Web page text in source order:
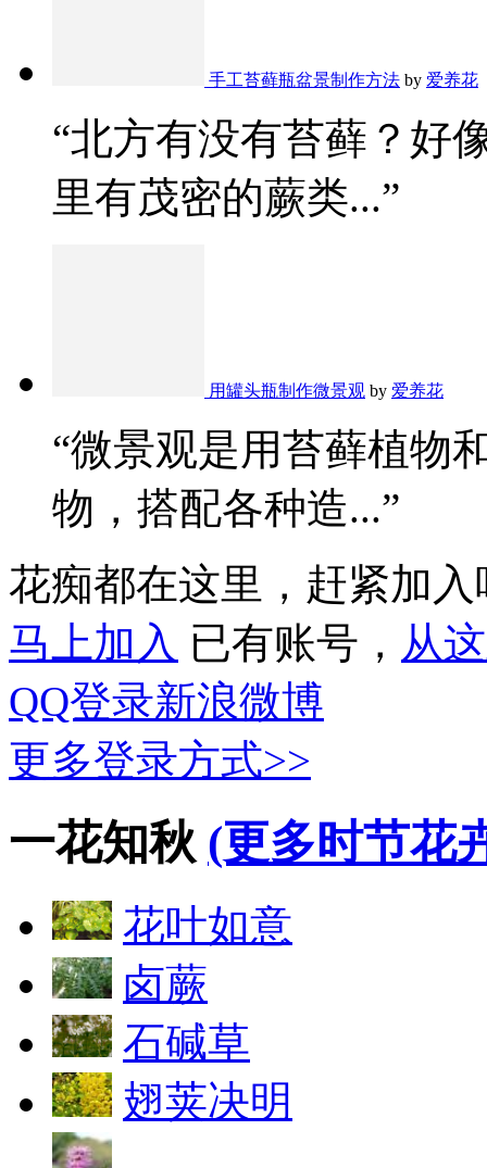
手工苔藓瓶盆景制作方法 by 爱养花
“北方有没有苔藓？好
里有茂密的蕨类...”
用罐头瓶制作微景观 by 爱养花
“微景观是用苔藓植物
物，搭配各种造...”
花痴都在这里，赶紧加入
马上加入 已有账号， 从
QQ登录新浪微博
更多登录方式>>
一花知秋 (更多时节花
花叶如意
卤蕨
石碱草
翅荚决明